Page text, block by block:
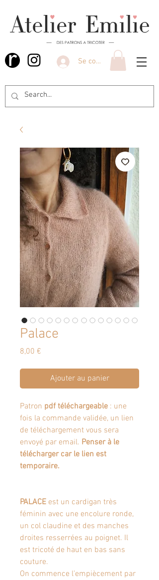
Se connecter
Palace
8,00 €
Ajouter au panier
Patron pdf téléchargeable : une
fois la commande validée, un lien
de téléchargement vous sera
envoyé par email. Penser à le
télécharger car le lien est
temporaire.
PALACE est un cardigan très
féminin avec une encolure ronde,
un col claudine et des manches
droites resserrées au poignet. Il
est tricoté de haut en bas sans
couture.
On commence l’empiècement par